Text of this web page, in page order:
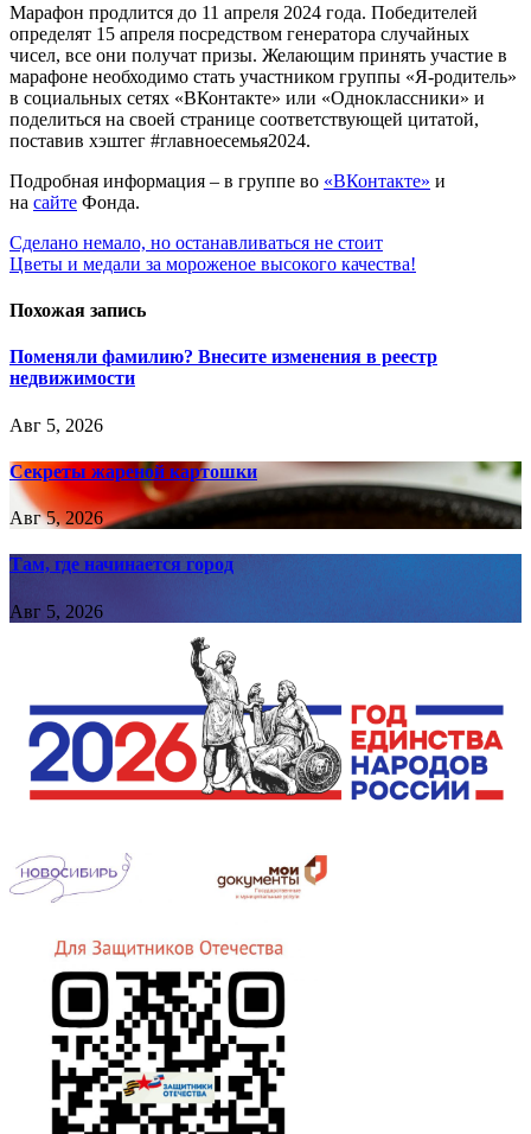
Марафон продлится до 11 апреля 2024 года. Победителей
определят 15 апреля посредством генератора случайных
чисел, все они получат призы. Желающим принять участие в
марафоне необходимо стать участником группы «Я-родитель»
в социальных сетях «ВКонтакте» или «Одноклассники» и
поделиться на своей странице соответствующей цитатой,
поставив хэштег #главноесемья2024.
Подробная информация – в группе во «ВКонтакте» и
на сайте Фонда.
Навигация
по
записям
Сделано немало, но останавливаться не стоит
Цветы и медали за мороженое высокого качества!
Похожая запись
Поменяли фамилию? Внесите изменения в реестр
недвижимости
Авг 5, 2026
Секреты жареной картошки
Авг 5, 2026
Там, где начинается город
Авг 5, 2026